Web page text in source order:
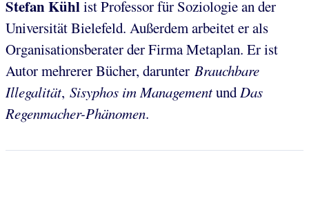
Stefan Kühlist Professor für Soziologie an der
Universität Bielefeld. Außerdem arbeitet er als
Organisationsberater der Firma Metaplan. Er ist
Autor mehrerer Bücher, darunter Brauchbare
Illegalität, Sisyphos im ManagementundDas
Regenmacher-Phänomen.